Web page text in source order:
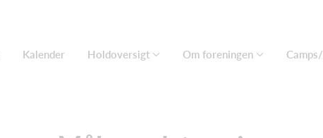
Kalender Holdoversigt Om foreningen